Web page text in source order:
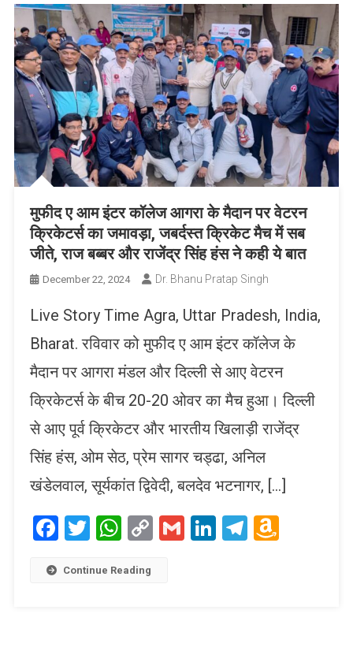
मुफीद ए आम इंटर कॉलेज आगरा के मैदान पर वेटरन
क्रिकेटर्स का जमावड़ा, जबर्दस्त क्रिकेट मैच में सब
जीते, राज बब्बर और राजेंद्र सिंह हंस ने कही ये बात
December 22, 2024 Dr. Bhanu Pratap Singh
Live Story Time Agra, Uttar Pradesh, India,
Bharat. रविवार को मुफीद ए आम इंटर कॉलेज के
मैदान पर आगरा मंडल और दिल्ली से आए वेटरन
क्रिकेटर्स के बीच 20-20 ओवर का मैच हुआ। दिल्ली
से आए पूर्व क्रिकेटर और भारतीय खिलाड़ी राजेंद्र
सिंह हंस, ओम सेठ, प्रेम सागर चड्ढा, अनिल
खंडेलवाल, सूर्यकांत द्विवेदी, बलदेव भटनागर, […]
Facebook
Twitter
WhatsApp
CopyGmailLinkedIn
Telegram
Continue Reading